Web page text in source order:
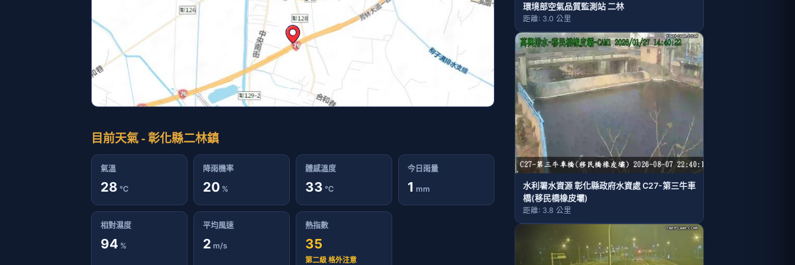
目前天氣 - 彰化縣二林鎮
氣溫
28 ℃
降雨機率
20 %
體感溫度
33 ℃
今日雨量
1 mm
相對濕度
94 %
平均風速
2 m/s
熱指數
35
第二級 格外注意
環境部空氣品質監測站 二林
距離: 3.0 公里
水利署水資源 彰化縣政府水資處 C27-第三牛車
橋(移民橋橡皮壩)
距離: 3.8 公里